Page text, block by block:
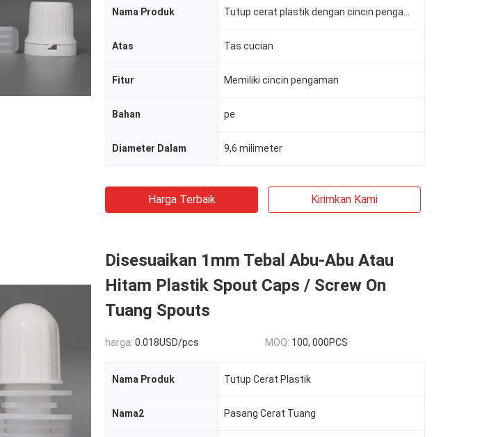
Nama Produk
Atas Tas cucian
Fitur Memiliki cincin pengaman
Bahan pe
Diameter Dalam 9,6 milimeter
Harga Terbaik Kirimkan Kami
Disesuaikan 1mm Tebal Abu-Abu Atau
Hitam Plastik Spout Caps / Screw On
Tuang Spouts
harga: 0.018USD/pcs MOQ: 100, 000PCS
Nama Produk Tutup Cerat Plastik
Nama2 Pasang Cerat Tuang